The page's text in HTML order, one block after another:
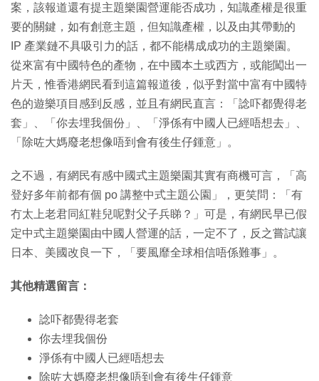
案，該報道還有提主題樂園營運能否成功，知識產權是很重
要的關鍵，如有創意主題，但知識產權，以及由其帶動的
IP 產業鏈不具吸引力的話，都不能構成成功的主題樂園。
從來富有中國特色的產物，在中國本土或西方，或能闖出一
片天，惟香港網民看到這篇報道後，似乎對當中富有中國特
色的遊樂項目感到反感，並且有網民直言：「諗吓都覺得老
套」、「你去埋我個份」、「淨係有中國人已經唔想去」、
「除咗大媽廢老想像唔到會有後生仔鍾意」。
之不過，有網民有感中國式主題樂園其實有商機可言，「高
登好多年前都有個 po 講整中式主題公園」，更笑問：「有
冇太上老君同紅鞋兒呢對父子兵睇？」可是，有網民早已假
定中式主題樂園由中國人營運的話，一定不了，反之嘗試讓
日本、美國改良一下，「要風靡全球相信唔係難事」。
其他精選留言：
諗吓都覺得老套
你去埋我個份
淨係有中國人已經唔想去
除咗大媽廢老想像唔到會有後生仔鍾意